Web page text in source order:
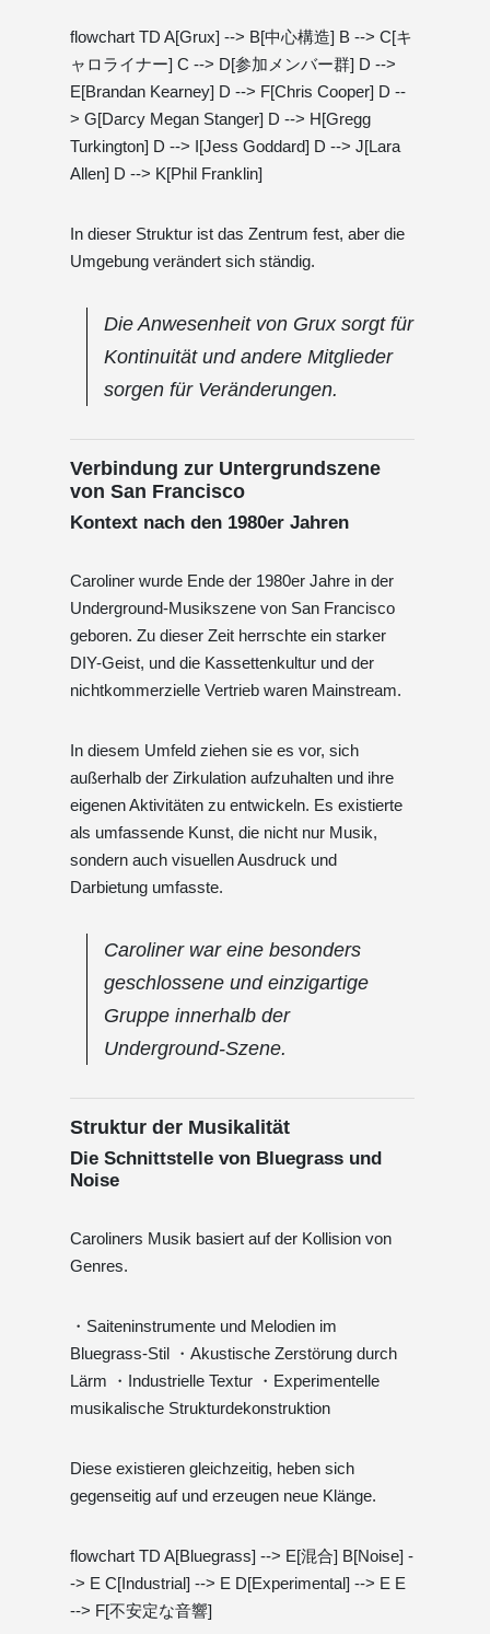
flowchart TD A[Grux] --> B[中心構造] B --> C[キ
ャロライナー] C --> D[参加メンバー群] D -->
E[Brandan Kearney] D --> F[Chris Cooper] D --
> G[Darcy Megan Stanger] D --> H[Gregg
Turkington] D --> I[Jess Goddard] D --> J[Lara
Allen] D --> K[Phil Franklin]
In dieser Struktur ist das Zentrum fest, aber die
Umgebung verändert sich ständig.
Die Anwesenheit von Grux sorgt für
Kontinuität und andere Mitglieder
sorgen für Veränderungen.
Verbindung zur Untergrundszene
von San Francisco
Kontext nach den 1980er Jahren
Caroliner wurde Ende der 1980er Jahre in der
Underground-Musikszene von San Francisco
geboren. Zu dieser Zeit herrschte ein starker
DIY-Geist, und die Kassettenkultur und der
nichtkommerzielle Vertrieb waren Mainstream.
In diesem Umfeld ziehen sie es vor, sich
außerhalb der Zirkulation aufzuhalten und ihre
eigenen Aktivitäten zu entwickeln. Es existierte
als umfassende Kunst, die nicht nur Musik,
sondern auch visuellen Ausdruck und
Darbietung umfasste.
Caroliner war eine besonders
geschlossene und einzigartige
Gruppe innerhalb der
Underground-Szene.
Struktur der Musikalität
Die Schnittstelle von Bluegrass und
Noise
Caroliners Musik basiert auf der Kollision von
Genres.
・Saiteninstrumente und Melodien im
Bluegrass-Stil ・Akustische Zerstörung durch
Lärm ・Industrielle Textur ・Experimentelle
musikalische Strukturdekonstruktion
Diese existieren gleichzeitig, heben sich
gegenseitig auf und erzeugen neue Klänge.
flowchart TD A[Bluegrass] --> E[混合] B[Noise] -
-> E C[Industrial] --> E D[Experimental] --> E E
--> F[不安定な音響]